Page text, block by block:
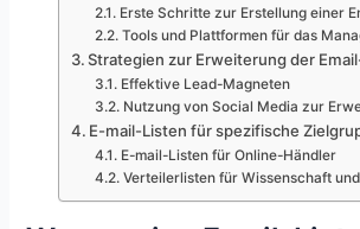
Erste Schritte zur Erstellung einer
Tools und Plattformen für das
Strategien zur Erweiterung der
Effektive Lead-Magneten
Nutzung von Social Media zur
E-mail-Listen für spezifische
E-mail-Listen für Online-Händler
Verteilerlisten für Wissenschaft